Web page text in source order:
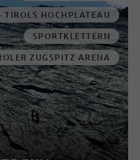
TIROLS HOCHPLATEAU
SPORTKLETTERN
ZUGSPITZ ARENA